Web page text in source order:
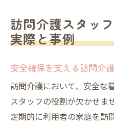
訪問介護スタッ
実際と事例
安全確保を支える訪問介
訪問介護において、安全な
スタッフの役割が欠かせま
定期的に利用者の家庭を訪